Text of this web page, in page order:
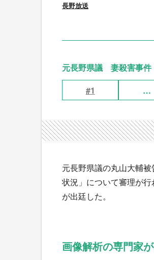
長野放送
元長野県議 妻殺害事件
#1
…
元長野県議の丸山大輔
状況」について審理が
が出廷した。
画像解析の専門家